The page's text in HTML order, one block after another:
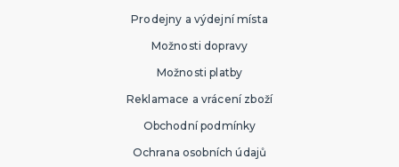
Prodejny a výdejní místa
Možnosti dopravy
Možnosti platby
Reklamace a vrácení zboží
Obchodní podmínky
Ochrana osobních údajů